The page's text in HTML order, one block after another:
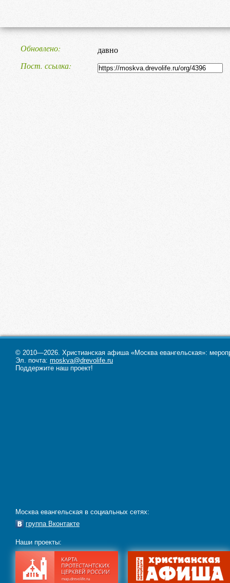
Обновлено
давно
Пост. ссылка
© 2010—2026. Христианская афиша «Москва евангельская»:
Эл. почта: moskva@drevolife.ru
Поддержите наш проект!
Москва евангельская в социальных сетях:
группа Вконтакте
Наши проекты: